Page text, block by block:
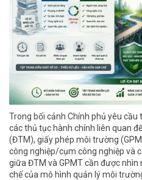
Trong bối cảnh Chính phủ yêu
các thủ tục hành chính liên quan
(ĐTM), giấy phép môi trường
công nghiệp/cụm công nghiệp và
giữa ĐTM và GPMT cần được
chế của mô hình quản lý môi